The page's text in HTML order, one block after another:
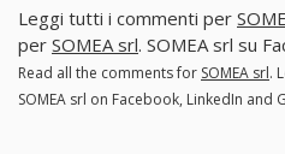
Leggi tutti i commenti per
per SOMEA srl. SOMEA srl su
Read all the comments for SOMEA srl.
SOMEA srl on Facebook, LinkedIn and